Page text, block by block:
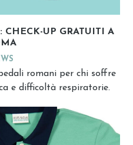
CHECK-UP GRATUITI A
romani per chi soffre
e difficoltà respiratorie.